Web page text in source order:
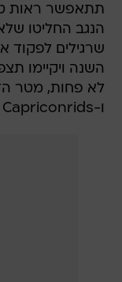
תתאפשר ראות
הנגב החליטו
שרגילים לפקוד
השנה ויקיימו
ו-Alpha Capriconrids) בין התאריכים 17-30.07.